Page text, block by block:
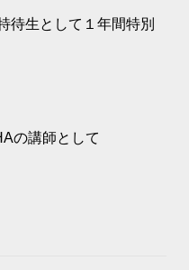
待生として１年間特別
の講師として